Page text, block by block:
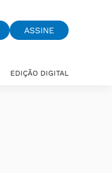
ASSINE
EDIÇÃO DIGITAL